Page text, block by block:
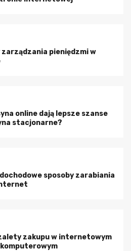
zarządzania pieniędzmi w
online dają lepsze szanse
stacjonarne?
dochodowe sposoby zarabiania
zakupu w internetowym